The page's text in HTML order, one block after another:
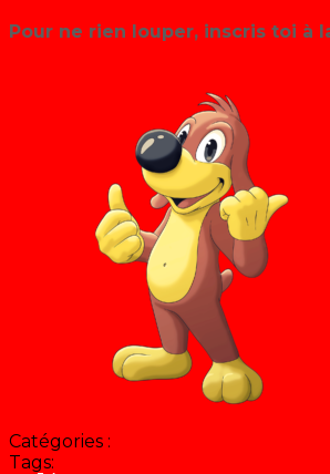
Pour ne rien louper, inscris toi à
Catégories :
Tags: